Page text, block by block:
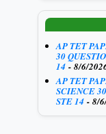
AP TET
30
14 - 8/6/
AP TET
SCIENCE
STE 14 - 8/